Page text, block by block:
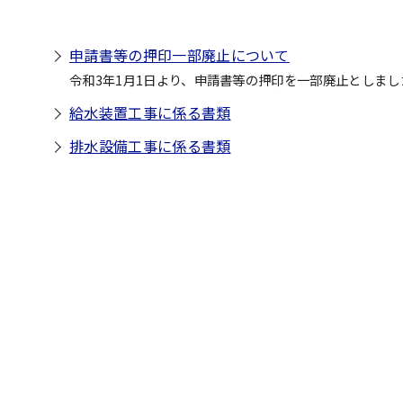
申請書等の押印一部廃止について
令和3年1月1日より、申請書等の押印を一部廃止としま
給水装置工事に係る書類
排水設備工事に係る書類